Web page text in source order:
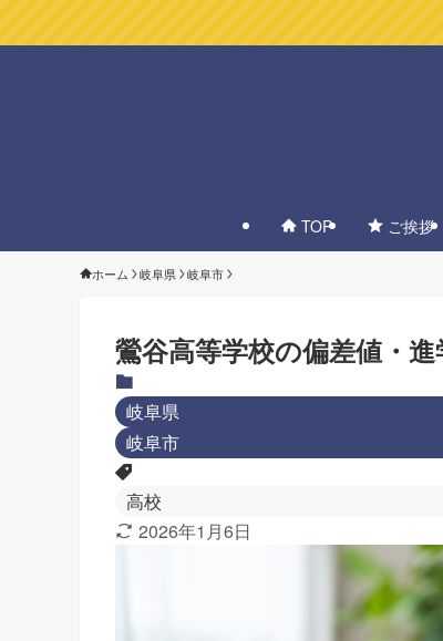
TOP ご挨拶
ホーム 岐阜県 岐阜市
鶯谷高等学校の偏差値・
岐阜県
岐阜市
高校
2026年1月6日